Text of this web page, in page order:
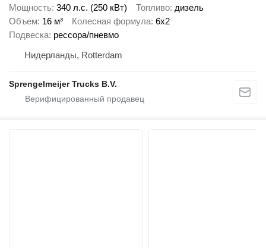
Мощность 340 л.с. (250 кВт) Топливо дизель
Объем 16 м³ Колесная формула 6x2
Подвеска рессора/пневмо
Нидерланды, Rotterdam
Sprengelmeijer Trucks B.V.